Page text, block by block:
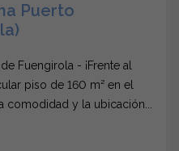
Puerto
Fuengirola - ¡Frente al
piso de 160 m² en el
comodidad y la ubicación...